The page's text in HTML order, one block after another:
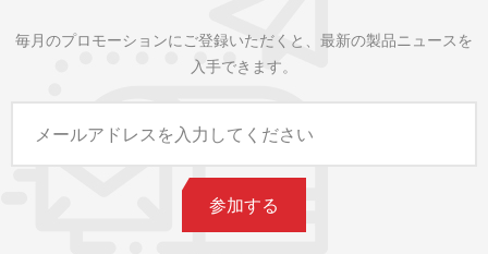
毎月のプロモーションにご登録いただくと、最新の製品ニュースを
入手できます。